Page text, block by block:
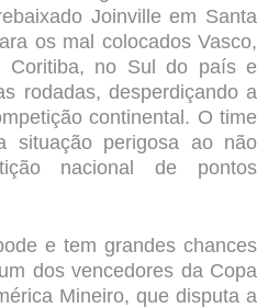
Joinville em Santa
os mal colocados Vasco,
Coritiba, no Sul do país e
rodadas, desperdiçando a
continental. O time
situação perigosa ao não
nacional de pontos
e tem grandes chances
dos vencedores da Copa
Mineiro, que disputa a